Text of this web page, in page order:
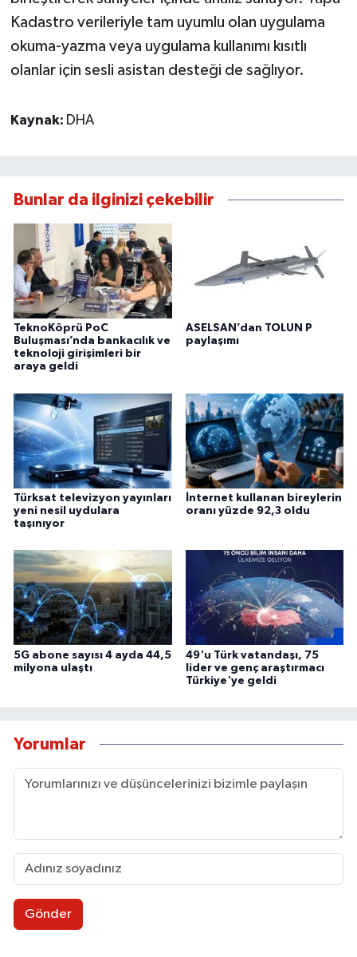
Kadastro verileriyle tam uyumlu olan uygulama
okuma-yazma veya uygulama kullanımı kısıtlı
olanlar için sesli asistan desteği de sağlıyor.
Kaynak: DHA
Bunlar da ilginizi çekebilir
TeknoKöprü PoC
Buluşması’nda bankacılık ve
teknoloji girişimleri bir
araya geldi
ASELSAN’dan TOLUN P
paylaşımı
Türksat televizyon yayınları
yeni nesil uydulara
taşınıyor
İnternet kullanan bireylerin
oranı yüzde 92,3 oldu
5G abone sayısı 4 ayda 44,5
milyona ulaştı
49'u Türk vatandaşı, 75
lider ve genç araştırmacı
Türkiye'ye geldi
Yorumlar
Gönder